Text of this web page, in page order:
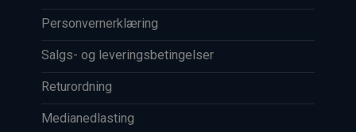
Personvernerklæring
Salgs- og leveringsbetingelser
Returordning
Medianedlasting